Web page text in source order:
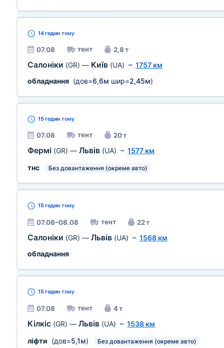
14 годин тому
07.08 тент 2,8 т
Салоніки (GR) — Київ (UA) ~ 1757 км
обладнання (дов=6,6м шир=2,45м)
15 годин тому
07.08 тент 20 т
Фермі (GR) — Львів (UA) ~ 1577 км
тнс
Без довантаження (окреме авто)
15 годин тому
07.08–08.08 тент 22 т
Салоніки (GR) — Львів (UA) ~ 1568 км
обладнання
15 годин тому
07.08 тент 4 т
Кілкіс (GR) — Львів (UA) ~ 1538 км
ліфти (дов=5,1м) Без довантаження (окреме авто)